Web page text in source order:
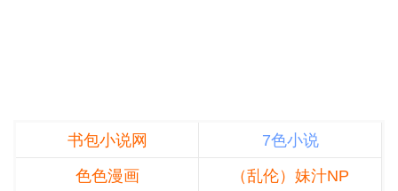
书包小说网
7色小说
色色漫画
（乱伦）妹汁NP